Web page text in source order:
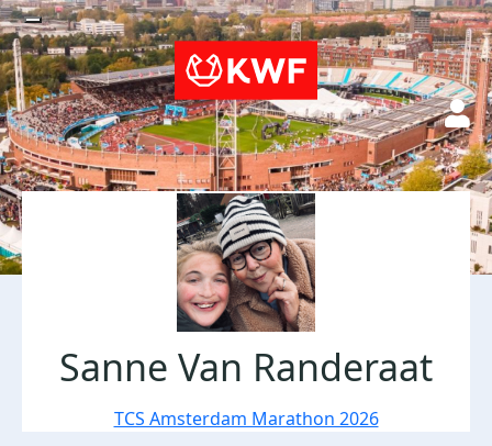
Sanne Van Randeraat
TCS Amsterdam Marathon 2026